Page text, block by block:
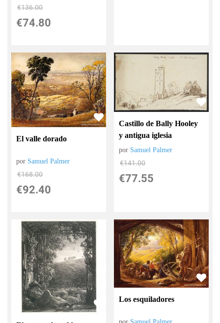
€136.00
€74.80
El valle dorado
por Samuel Palmer
€168.00
€92.40
Castillo de Bally Hooley
y antigua iglesia
por Samuel Palmer
€141.00
€77.55
Los esquiladores